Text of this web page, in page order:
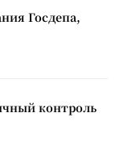
Госдепа,
контроль